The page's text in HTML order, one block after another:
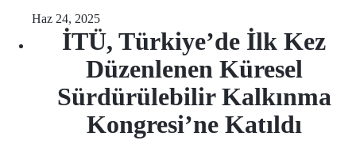
Haz 24, 2025
İTÜ, Türkiye’de İlk Kez
Düzenlenen Küresel
Sürdürülebilir Kalkınma
Kongresi’ne Katıldı